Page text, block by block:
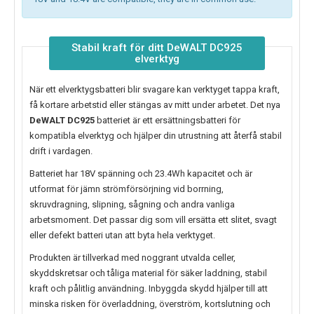
Stabil kraft för ditt DeWALT DC925
elverktyg
När ett elverktygsbatteri blir svagare kan verktyget tappa kraft,
få kortare arbetstid eller stängas av mitt under arbetet. Det nya
DeWALT DC925 batteriet är ett ersättningsbatteri för
kompatibla elverktyg och hjälper din utrustning att återfå stabil
drift i vardagen.
Batteriet har 18V spänning och 23.4Wh kapacitet och är
utformat för jämn strömförsörjning vid borrning,
skruvdragning, slipning, sågning och andra vanliga
arbetsmoment. Det passar dig som vill ersätta ett slitet, svagt
eller defekt batteri utan att byta hela verktyget.
Produkten är tillverkad med noggrant utvalda celler,
skyddskretsar och tåliga material för säker laddning, stabil
kraft och pålitlig användning. Inbyggda skydd hjälper till att
minska risken för överladdning, överström, kortslutning och